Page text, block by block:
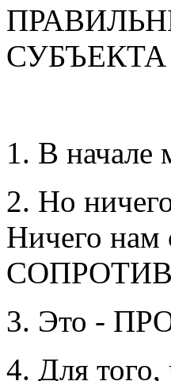
СУБЪЕКТА
1. В
2. Но
Ничего нам
3. Это -
4. Для